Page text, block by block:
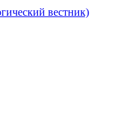
вестник)